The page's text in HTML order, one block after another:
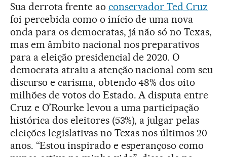
Sua derrota frente ao conservador Ted Cruz
foi percebida como o início de uma nova
onda para os democratas, já não só no Texas,
mas em âmbito nacional nos preparativos
para a eleição presidencial de 2020. O
democrata atraiu a atenção nacional com seu
discurso e carisma, obtendo 48% dos oito
milhões de votos do Estado. A disputa entre
Cruz e O’Rourke levou a uma participação
histórica dos eleitores (53%), a julgar pelas
eleições legislativas no Texas nos últimos 20
anos. “Estou inspirado e esperançoso como